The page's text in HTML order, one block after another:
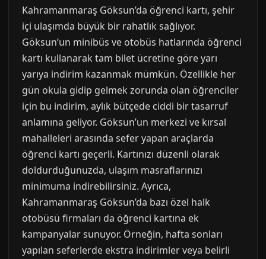
Kahramanmaraş Göksun’da öğrenci kartı, şehir
içi ulaşımda büyük bir rahatlık sağlıyor.
Göksun’un minibüs ve otobüs hatlarında öğrenci
kartı kullanarak tam bilet ücretine göre yarı
yarıya indirim kazanmak mümkün. Özellikle her
gün okula gidip gelmek zorunda olan öğrenciler
için bu indirim, aylık bütçede ciddi bir tasarruf
anlamına geliyor. Göksun’un merkezi ve kırsal
mahalleleri arasında sefer yapan araçlarda
öğrenci kartı geçerli. Kartınızı düzenli olarak
doldurduğunuzda, ulaşım masraflarınızı
minimuma indirebilirsiniz. Ayrıca,
Kahramanmaraş Göksun’da bazı özel halk
otobüsü firmaları da öğrenci kartına ek
kampanyalar sunuyor. Örneğin, hafta sonları
yapılan seferlerde ekstra indirimler veya belirli